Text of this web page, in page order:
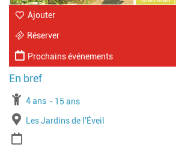
Ajouter
Réserver
Prochains événements
À partir de
4 ans Jusqu'à l'age de
15 ans
Lieu
Les Jardins de l'Éveil